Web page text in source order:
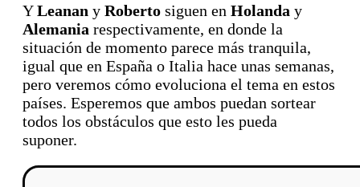
YLeanan y Roberto siguen en Holanda y
Alemania respectivamente, en donde la
situación de momento parece más tranquila,
igual que en España o Italia hace unas semanas,
pero veremos cómo evoluciona el tema en estos
países. Esperemos que ambos puedan sortear
todos los obstáculos que esto les pueda
suponer.